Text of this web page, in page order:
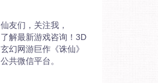
仙友们，关注我，
了解最新游戏咨询！3D
玄幻网游巨作《诛仙》
公共微信平台。